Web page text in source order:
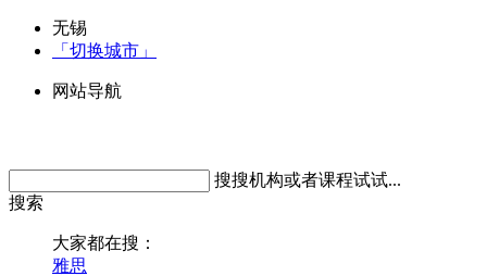
无锡
「切换城市」
网站导航
搜搜机构或者课程试试...
搜索
大家都在搜：
雅思